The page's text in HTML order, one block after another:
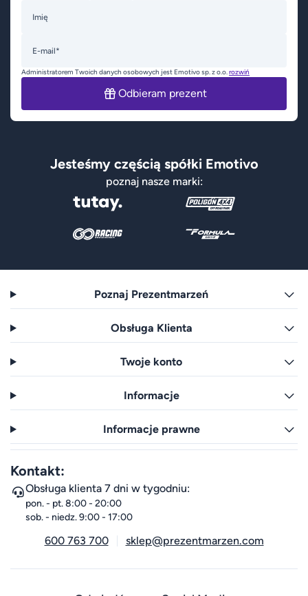
Imię
E-mail*
Administratorem Twoich danych osobowych jest Emotivo sp. z o.o.rozwiń
Odbieram prezent
Jesteśmy częścią spółki Emotivo
poznaj nasze marki:
Poznaj Prezentmarzeń
Obsługa Klienta
Twoje konto
Informacje
Informacje prawne
Kontakt:
Obsługa klienta 7 dni w tygodniu:
pon. - pt. 8:00 - 20:00
sob. - niedz. 9:00 - 17:00
600 763 700 sklep@prezentmarzen.com